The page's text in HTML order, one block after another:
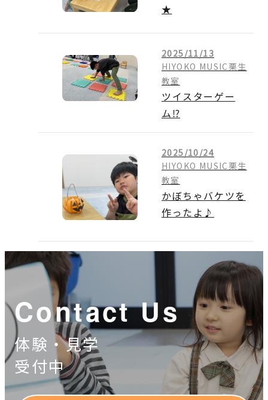
★
2025/11/13
HIYOKO MUSIC栗生
教室
ツイスターゲー
ム⁉
2025/10/24
HIYOKO MUSIC栗生
教室
かぼちゃバケツを
作ったよ♪
Contact Us
体験・見学
受付中